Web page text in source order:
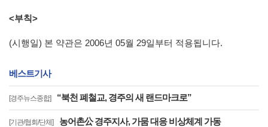
<부칙>
(시행일) 본 약관은 2006년 05월 29일부터 적용됩니다.
베스트기사
[경주뉴스종합] “북천 폐철교, 경주의 새 랜드마크로”
[기관/협회/단체] 농어촌公 경주지사, 가뭄 대응 비상체계 가동